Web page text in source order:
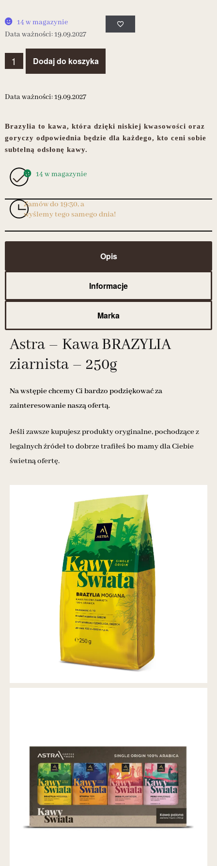
14 w magazynie
Data ważności: 19.09.2027
Dodaj do koszyka
Data ważności: 19.09.2027
Brazylia to kawa, która dzięki niskiej kwasowości oraz
goryczy odpowiednia będzie dla każdego, kto ceni sobie
subtelną odsłonę kawy.
14 w magazynie
Zamów do 19:30, a
wyślemy tego samego dnia!
Opis
Informacje
Marka
Astra – Kawa BRAZYLIA
ziarnista – 250g
Na wstępie chcemy Ci bardzo podziękować za
zainteresowanie naszą ofertą.
Jeśli zawsze kupujesz produkty oryginalne, pochodzące z
legalnych źródeł to dobrze trafiłeś bo mamy dla Ciebie
świetną ofertę.